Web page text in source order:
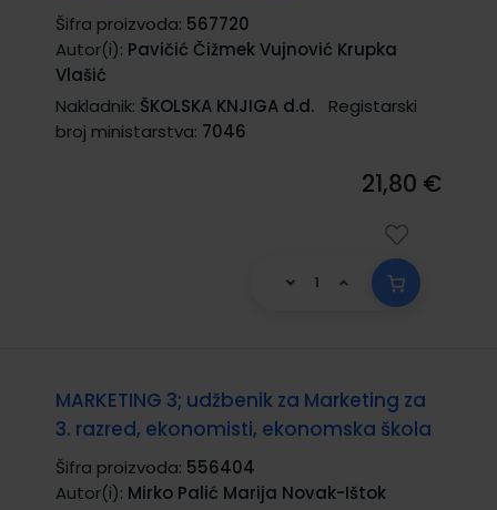
Šifra proizvoda: 567720
Autor(i): Pavičić Čižmek Vujnović Krupka
Vlašić
Nakladnik: ŠKOLSKA KNJIGA d.d.
Registarski
broj ministarstva: 7046
21,80 €
MARKETING 3; udžbenik za Marketing za
3. razred, ekonomisti, ekonomska škola
Šifra proizvoda: 556404
Autor(i): Mirko Palić Marija Novak-Ištok